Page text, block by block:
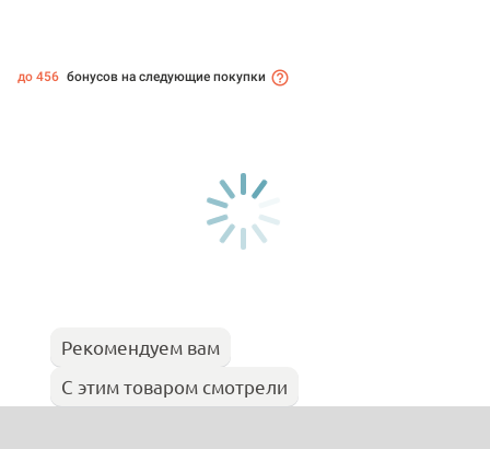
до 456 бонусов на следующие покупки
Рекомендуем вам
С этим товаром смотрели